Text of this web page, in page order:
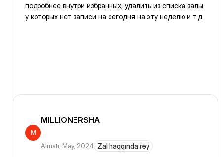
подробнее внутри избранных, удалить из списка залы
у которых нет записи на сегодня на эту неделю и т.д
M
MILLIONERSHA
Almatı, May, 2024 Zal haqqında rəy